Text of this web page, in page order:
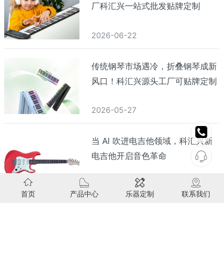
厂科汇兴一站式批发贴牌定制
2026-06-22
传统钢琴市场遇冷，折叠钢琴成新
风口！科汇兴源头工厂可贴牌定制
2026-05-27
当 AI 吹进电吉他领域，科汇兴新
电吉他开启音色革命
2026-04-13
首页 产品中心 乐器定制 联系我们